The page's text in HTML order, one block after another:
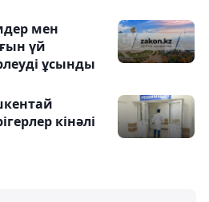
мен
үй
ұсынды
кінәлі